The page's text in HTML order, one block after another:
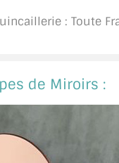
: Toute
de Miroirs :